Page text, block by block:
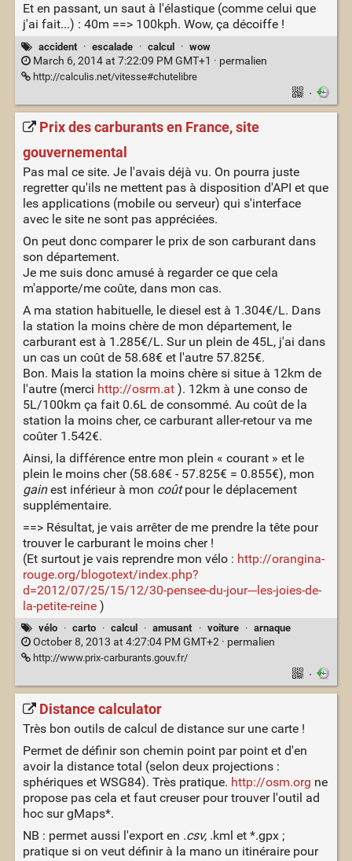
Et en passant, un saut à l'élastique (comme celui que
j'ai fait...) : 40m ==> 100kph. Wow, ça décoiffe !
accident · escalade · calcul · wow
March 6, 2014 at 7:22:09 PM GMT+1 · permalien
http://calculis.net/vitesse#chutelibre
·
Prix des carburants en France, site
gouvernemental
Pas mal ce site. Je l'avais déjà vu. On pourra juste
regretter qu'ils ne mettent pas à disposition d'API et que
les applications (mobile ou serveur) qui s'interface
avec le site ne sont pas appréciées.
On peut donc comparer le prix de son carburant dans
son département.
Je me suis donc amusé à regarder ce que cela
m'apporte/me coûte, dans mon cas.
A ma station habituelle, le diesel est à 1.304€/L. Dans
la station la moins chère de mon département, le
carburant est à 1.285€/L. Sur un plein de 45L, j'ai dans
un cas un coût de 58.68€ et l'autre 57.825€.
Bon. Mais la station la moins chère si situe à 12km de
l'autre (merci http://osrm.at). 12km à une conso de
5L/100km ça fait 0.6L de consommé. Au coût de la
station la moins cher, ce carburant aller-retour va me
coûter 1.542€.
Ainsi, la différence entre mon plein « courant » et le
plein le moins cher (58.68€ - 57.825€ = 0.855€), mon
gainest inférieur à mon coûtpour le déplacement
supplémentaire.
==> Résultat, je vais arrêter de me prendre la tête pour
trouver le carburant le moins cher !
(Et surtout je vais reprendre mon vélo : http://orangina-
rouge.org/blogotext/index.php?
d=2012/07/25/15/12/30-pensee-du-jour---les-joies-de-
la-petite-reine)
vélo · carto · calcul · amusant · voiture · arnaque
October 8, 2013 at 4:27:04 PM GMT+2 · permalien
http://www.prix-carburants.gouv.fr/
·
Distance calculator
Très bon outils de calcul de distance sur une carte !
Permet de définir son chemin point par point et d'en
avoir la distance total (selon deux projections :
sphériques et WSG84). Très pratique. http://osm.org ne
propose pas cela et faut creuser pour trouver l'outil ad
hoc sur gMaps*.
NB : permet aussi l'export en .csv, .kml et *.gpx ;
pratique si on veut définir à la mano un itinéraire pour